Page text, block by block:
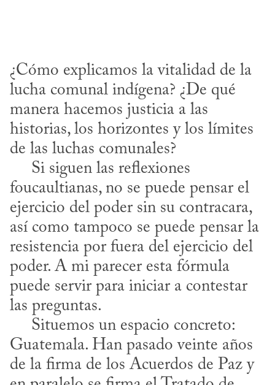
¿Cómo explicamos la vitalidad de la
lucha comunal indígena? ¿De qué
manera hacemos justicia a las
historias, los horizontes y los límites
de las luchas comunales?
foucaultianas, no se puede pensar el
ejercicio del poder sin su contracara,
así como tampoco se puede pensar la
resistencia por fuera del ejercicio del
poder. A mi parecer esta fórmula
puede servir para iniciar a contestar
las preguntas.
Guatemala. Han pasado veinte años
de la firma de los Acuerdos de Paz y